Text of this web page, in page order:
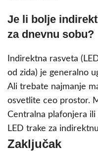
Je li bolje
za dnevnu sobu?
Indirektna rasveta
od zida) je generalno
Ali trebate najmanje
osvetlite ceo prostor.
Centralna plafonjera
LED trake za
Zaključak